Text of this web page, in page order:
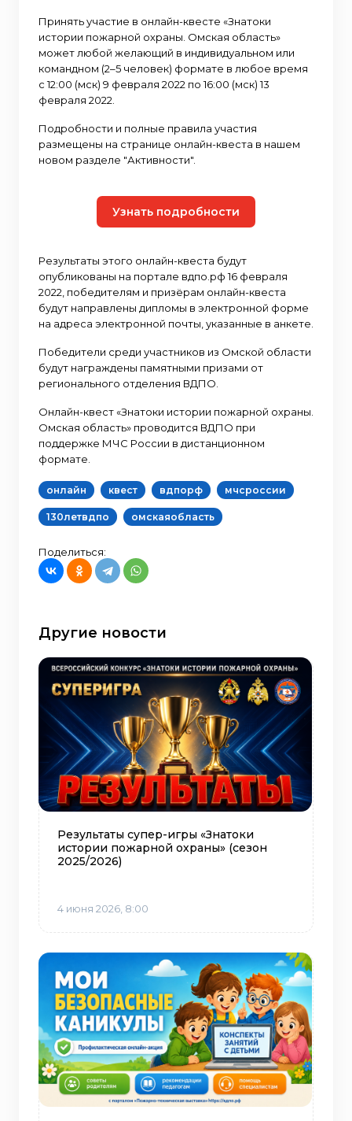
Принять участие в онлайн-квесте «Знатоки
истории пожарной охраны. Омская область»
может любой желающий в индивидуальном или
командном (2–5 человек) формате в любое время
с 12:00 (мск) 9 февраля 2022 по 16:00 (мск) 13
февраля 2022.
Подробности и полные правила участия
размещены на странице онлайн-квеста в нашем
новом разделе "Активности".
Узнать подробности
Результаты этого онлайн-квеста будут
опубликованы на портале вдпо.рф 16 февраля
2022, победителям и призёрам онлайн-квеста
будут направлены дипломы в электронной форме
на адреса электронной почты, указанные в анкете.
Победители среди участников из Омской области
будут награждены памятными призами от
регионального отделения ВДПО.
Онлайн-квест «Знатоки истории пожарной охраны.
Омская область» проводится ВДПО при
поддержке МЧС России в дистанционном
формате.
онлайн квест вдпорф мчсроссии
130летвдпо омскаяобласть
Поделиться:
Другие новости
Результаты супер-игры «Знатоки
истории пожарной охраны» (сезон
2025/2026)
4 июня 2026, 8:00